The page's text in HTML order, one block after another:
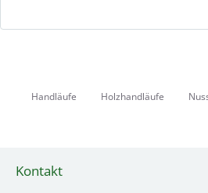
Handläufe Holzhandläufe
Kontakt